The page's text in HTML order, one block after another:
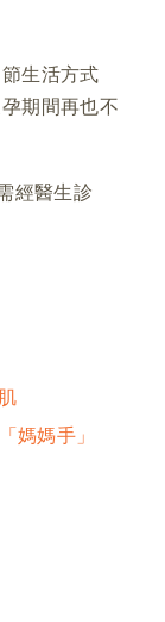
生活方式
期間再也不
經醫生診
媽媽手」